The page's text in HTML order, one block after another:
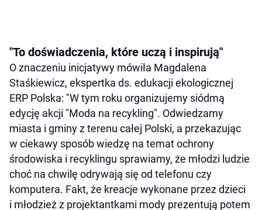
"To doświadczenia, które uczą i inspirują"
O znaczeniu inicjatywy mówiła Magdalena
Staśkiewicz, ekspertka ds. edukacji ekologicznej
ERP Polska: "W tym roku organizujemy siódmą
edycję akcji "Moda na recykling". Odwiedzamy
miasta i gminy z terenu całej Polski, a przekazując
w ciekawy sposób wiedzę na temat ochrony
środowiska i recyklingu sprawiamy, że młodzi ludzie
choć na chwilę odrywają się od telefonu czy
komputera. Fakt, że kreacje wykonane przez dzieci
i młodzież z projektantkami mody prezentują potem